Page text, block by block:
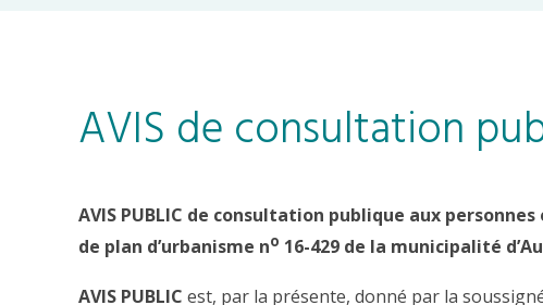
AVIS de consultation
AVIS PUBLIC de consultation publique aux
de plan d’urbanisme no 16-429 de la municipalité
AVIS PUBLIC est, par la présente, donné par la